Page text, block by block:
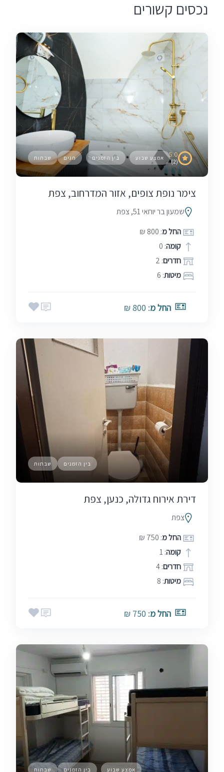
נכסים קשורים
5.0
(2) אמצע שבוע בין הזמנים חגים שבתות
צימר נופת צופים, אזור המדרחוב, צפת
שמעון בר יוחאי 51, צפת
החל מ: 800 ₪
קומה: 0
חדרים: 2
מיטות: 6
החל מ: 800 ₪
בין הזמנים שבתות
דירת אירוח גדולה, כנען, צפת
צפת
החל מ: 750 ₪
קומה: 1
חדרים: 4
מיטות: 8
החל מ: 750 ₪
אמצע שבוע בין הזמנים שבתות